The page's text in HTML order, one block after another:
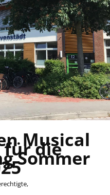
Musical
die
Sommer